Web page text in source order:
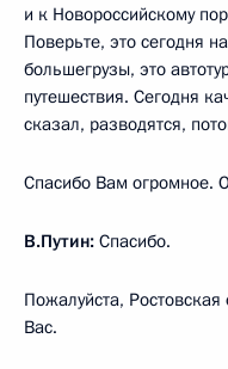
и к Новороссийскому
Поверьте, это сегодня
большегрузы, это
путешествия. Сегодня
сказал, разводятся,
Спасибо Вам огромное.
В.Путин: Спасибо.
Пожалуйста,
Вас.